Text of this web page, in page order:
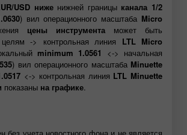
USD ниже нижней границы канала 1/2
) вил операционного масштаба Micro
цены инструмента может быть
-> контрольная линия LTL Micro
minimum 1.0561
<-> начальная
) вил операционного масштаба Minuette
<-> контрольная линия LTL Minuette
показаны на графике.